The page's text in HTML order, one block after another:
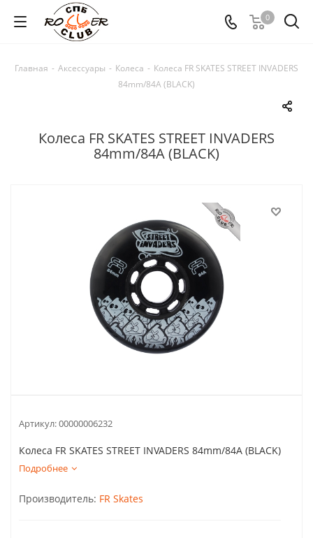
0
Главная - Аксессуары - Колеса - Колеса FR SKATES STREET INVADERS
84mm/84A (BLACK)
Колеса FR SKATES STREET INVADERS
84mm/84A (BLACK)
Артикул:00000006232
Колеса FR SKATES STREET INVADERS 84mm/84A (BLACK)
Подробнее
Производитель: FR Skates